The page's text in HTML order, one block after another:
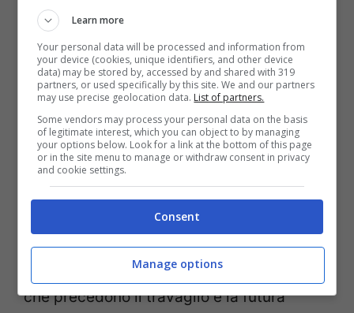
contrazioni
sempre più ravvicinate nel tempo e
aumentano progressivamente di intensità
significa che il travaglio è davvero vicino.
LEGGI ANCHE: Parto in acqua: tutti i pro e i
contro della tecnica
La perdita del tappo mucoso può
significare che il parto è davvero vicino.
QUesto può avvenire nelle ore o nei giorni
che precedono il travaglio e la futura
Learn more
Your personal data will be processed and information from
your device (cookies, unique identifiers, and other device
data) may be stored by, accessed by and shared with 319
partners, or used specifically by this site. We and our partners
may use precise geolocation data. List of partners.
Some vendors may process your personal data on the basis
of legitimate interest, which you can object to by managing
your options below. Look for a link at the bottom of this page
or in the site menu to manage or withdraw consent in privacy
and cookie settings.
Consent
Manage options